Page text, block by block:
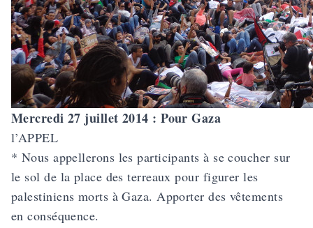
Mercredi 27 juillet 2014 : Pour Gaza
l’APPEL
* Nous appellerons les participants à se coucher sur
le sol de la place des terreaux pour figurer les
palestiniens morts à Gaza. Apporter des vêtements
en conséquence.